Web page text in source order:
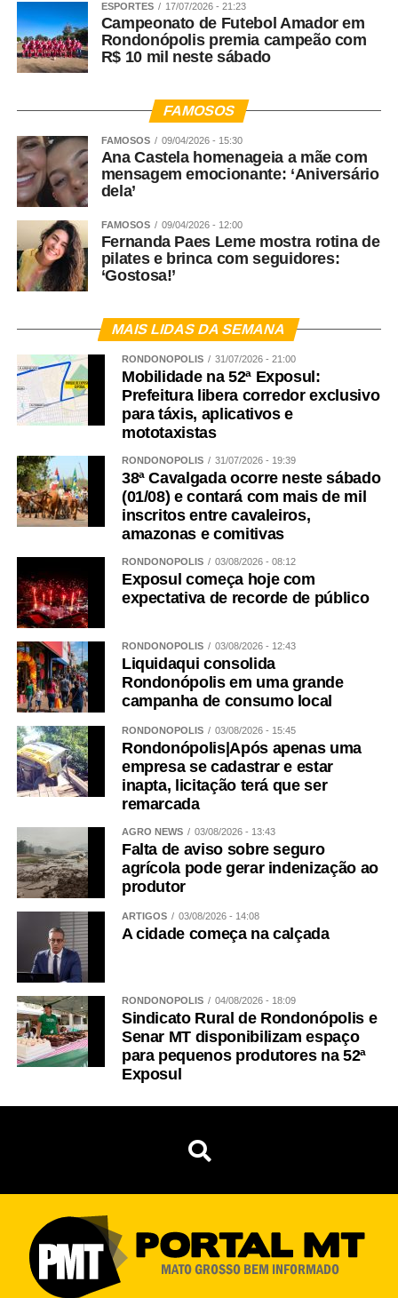
ESPORTES 17/07/2026 - 21:23
Campeonato de Futebol Amador em
Rondonópolis premia campeão com
R$ 10 mil neste sábado
FAMOSOS
FAMOSOS 09/04/2026 - 15:30
Ana Castela homenageia a mãe com
mensagem emocionante: ‘Aniversário
dela’
FAMOSOS 09/04/2026 - 12:00
Fernanda Paes Leme mostra rotina de
pilates e brinca com seguidores:
‘Gostosa!’
MAIS LIDAS DA SEMANA
RONDONÓPOLIS 31/07/2026 - 21:00
Mobilidade na 52ª Exposul:
Prefeitura libera corredor exclusivo
para táxis, aplicativos e
mototaxistas
RONDONÓPOLIS 31/07/2026 - 19:39
38ª Cavalgada ocorre neste sábado
(01/08) e contará com mais de mil
inscritos entre cavaleiros,
amazonas e comitivas
RONDONÓPOLIS 03/08/2026 - 08:12
Exposul começa hoje com
expectativa de recorde de público
RONDONÓPOLIS 03/08/2026 - 12:43
Liquidaqui consolida
Rondonópolis em uma grande
campanha de consumo local
RONDONÓPOLIS 03/08/2026 - 15:45
Rondonópolis|Após apenas uma
empresa se cadastrar e estar
inapta, licitação terá que ser
remarcada
AGRO NEWS 03/08/2026 - 13:43
Falta de aviso sobre seguro
agrícola pode gerar indenização ao
produtor
ARTIGOS 03/08/2026 - 14:08
A cidade começa na calçada
RONDONÓPOLIS 04/08/2026 - 18:09
Sindicato Rural de Rondonópolis e
Senar MT disponibilizam espaço
para pequenos produtores na 52ª
Exposul